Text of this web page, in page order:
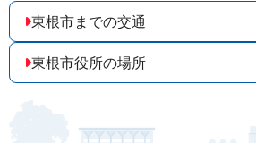
東根市までの交通
東根市役所の場所